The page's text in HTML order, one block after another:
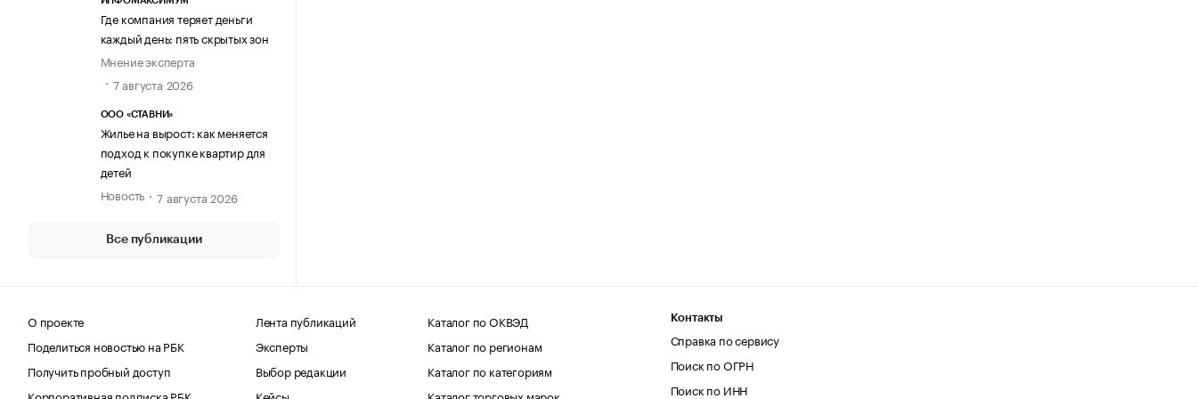
Где компания теряет деньги
каждый день: пять скрытых зон
Мнение эксперта
7 августа 2026
ООО «СТАВНИ»
Жилье на вырост: как меняется
подход к покупке квартир для
детей
Новость
7 августа 2026
Все публикации
О проекте
Поделиться новостью на РБК
Получить пробный доступ
Корпоративная подписка РБК
Лента публикаций
Эксперты
Выбор редакции
Кейсы
Каталог по ОКВЭД
Каталог по регионам
Каталог по категориям
Каталог торговых марок
Контакты
Справка по сервису
Поиск по ОГРН
Поиск по ИНН